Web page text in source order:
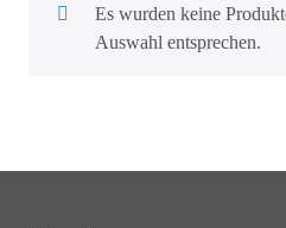
Es wurden keine
Auswahl entsprechen.